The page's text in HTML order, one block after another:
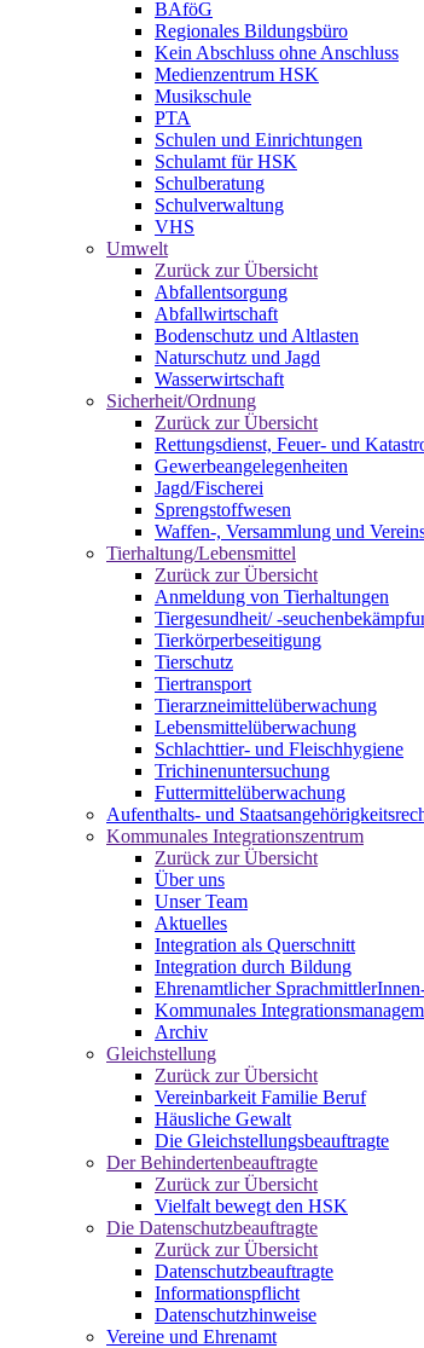
BAföG
Regionales Bildungsbüro
Kein Abschluss ohne Anschluss
Medienzentrum HSK
Musikschule
PTA
Schulen und Einrichtungen
Schulamt für HSK
Schulberatung
Schulverwaltung
VHS
Umwelt
Zurück zur Übersicht
Abfallentsorgung
Abfallwirtschaft
Bodenschutz und Altlasten
Naturschutz und Jagd
Wasserwirtschaft
Sicherheit/Ordnung
Zurück zur Übersicht
Rettungsdienst, Feuer- und
Gewerbeangelegenheiten
Jagd/Fischerei
Sprengstoffwesen
Waffen-, Versammlung und
Tierhaltung/Lebensmittel
Zurück zur Übersicht
Anmeldung von Tierhaltungen
Tiergesundheit/ -
Tierkörperbeseitigung
Tierschutz
Tiertransport
Tierarzneimittelüberwachung
Lebensmittelüberwachung
Schlachttier- und Fleischhygiene
Trichinenuntersuchung
Futtermittelüberwachung
Aufenthalts- und
Kommunales Integrationszentrum
Zurück zur Übersicht
Über uns
Unser Team
Aktuelles
Integration als Querschnitt
Integration durch Bildung
Ehrenamtlicher
Kommunales
Archiv
Gleichstellung
Zurück zur Übersicht
Vereinbarkeit Familie Beruf
Häusliche Gewalt
Die Gleichstellungsbeauftragte
Der Behindertenbeauftragte
Zurück zur Übersicht
Vielfalt bewegt den HSK
Die Datenschutzbeauftragte
Zurück zur Übersicht
Datenschutzbeauftragte
Informationspflicht
Datenschutzhinweise
Vereine und Ehrenamt